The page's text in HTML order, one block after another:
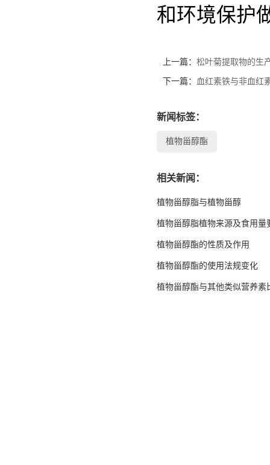
和环境保护
上一篇： 松叶菊提取物的生
下一篇： 血红素铁与非血红
新闻标签：
植物甾醇酯
相关新闻：
植物甾醇脂与植物甾醇
植物甾醇脂植物来源及食用量
植物甾醇酯的性质及作用
植物甾醇酯的使用法规变化
植物甾醇酯与其他类似营养素